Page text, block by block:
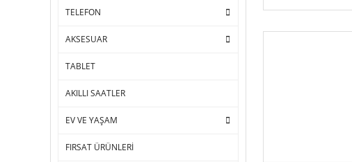
TELEFON
AKSESUAR
TABLET
AKILLI SAATLER
EV VE YAŞAM
FIRSAT ÜRÜNLERİ